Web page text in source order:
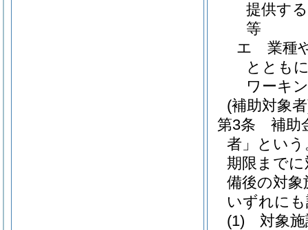
提供す
等
エ
業種
ととも
ワーキ
(補助対象
第3条
補助
者」という
期限まで
備後の対
いずれに
(1)
対象